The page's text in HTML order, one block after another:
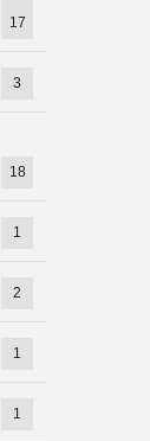
17
3
18
1
2
1
1